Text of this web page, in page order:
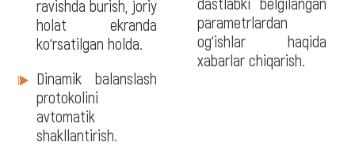
ravishda burish, joriy
holat ekranda
ko‘rsatilgan holda.
Dinamik balanslash
protokolini
avtomatik
shakllantirish.
parametrlardan
og‘ishlar haqida
xabarlar chiqarish.